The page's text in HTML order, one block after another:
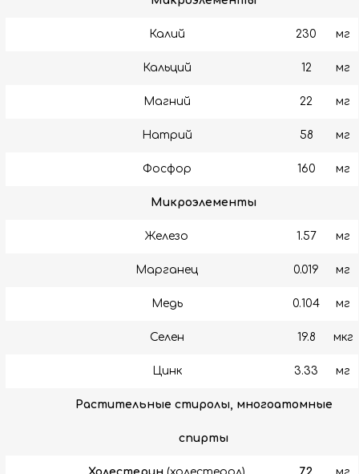
Калий 230 мг
Кальций 12 мг
Магний 22 мг
Натрий 58 мг
Фосфор 160 мг
Микроэлементы
Железо 1.57 мг
Марганец 0.019 мг
Медь 0.104 мг
Селен 19.8 мкг
Цинк 3.33 мг
Растительные стиролы, многоатомные
спирты